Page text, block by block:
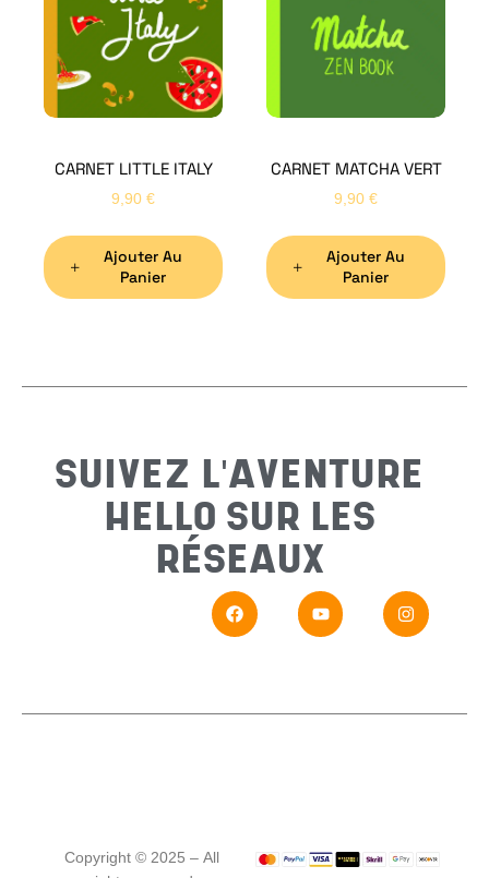
CARNET LITTLE ITALY
9,90 €
Ajouter Au
Panier
CARNET MATCHA VERT
9,90 €
Ajouter Au
Panier
SUIVEZ L'AVENTURE
HELLO SUR LES
RÉSEAUX
Copyright © 2025 – All